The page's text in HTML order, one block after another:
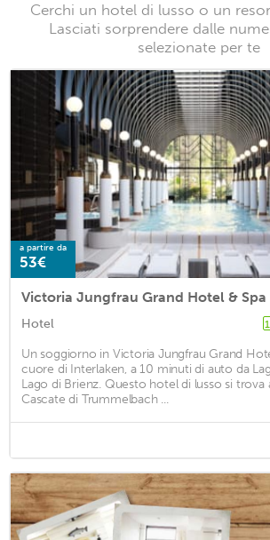
Cerchi un hotel di lusso o un
Lasciati sorprendere dalle
selezionate per te
a partire da
53€
Victoria Jungfrau Grand Hotel & Spa
Hotel
Un soggiorno in Victoria Jungfrau Grand
cuore di Interlaken, a 10 minuti di auto da
Lago di Brienz. Questo hotel di lusso si trova
Cascate di Trummelbach ...